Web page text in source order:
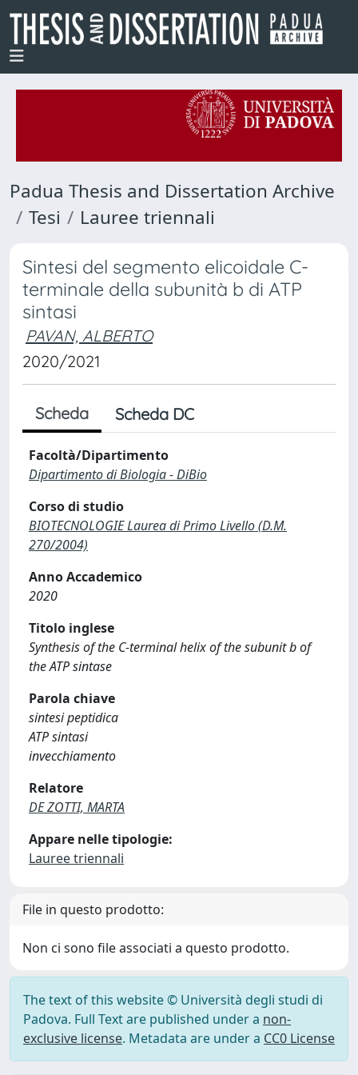
Padua Thesis and Dissertation Archive
Tesi
Lauree triennali
Sintesi del segmento elicoidale C-
terminale della subunità b di ATP
sintasi
PAVAN, ALBERTO
2020/2021
Scheda Scheda DC
Facoltà/Dipartimento
Dipartimento di Biologia - DiBio
Corso di studio
BIOTECNOLOGIE Laurea di Primo Livello (D.M.
270/2004)
Anno Accademico
2020
Titolo inglese
Synthesis of the C-terminal helix of the subunit b of
the ATP sintase
Parola chiave
sintesi peptidica
ATP sintasi
invecchiamento
Relatore
DE ZOTTI, MARTA
Appare nelle tipologie:
Lauree triennali
File in questo prodotto:
Non ci sono file associati a questo prodotto.
The text of this website © Università degli studi di
Padova. Full Text are published under a non-
exclusive license. Metadata are under a CC0 License